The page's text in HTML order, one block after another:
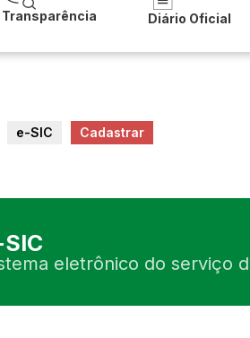
Transparência Diário Oficial
e-SIC Cadastrar
eletrônico do serviço